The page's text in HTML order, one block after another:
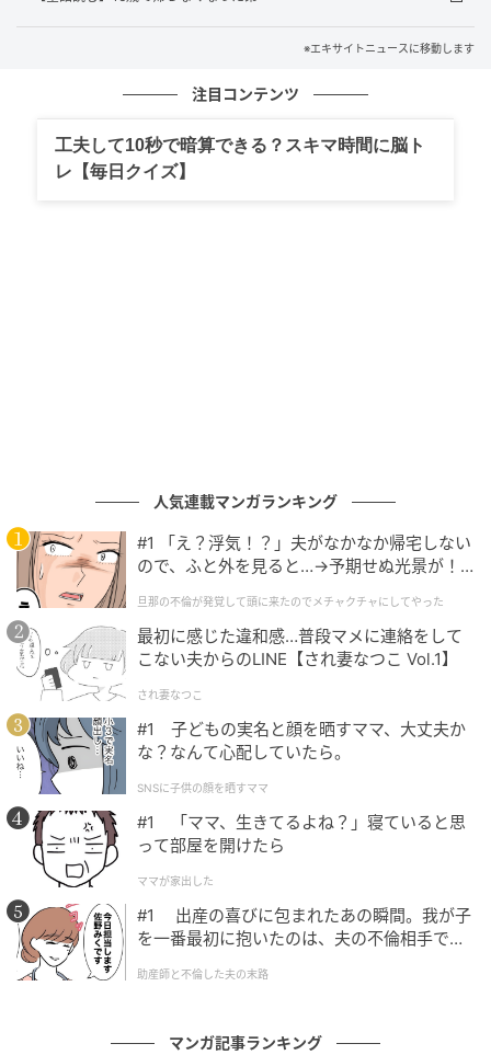
エキサイトニュース
エキサイトニュース
エキサイトニュース
※次回に続く「16歳で帰らなくなった弟」（全50話）
※エキサイトニュースに移動します
注目コンテンツ
工夫して10秒で暗算できる？スキマ時間に脳ト
レ【毎日クイズ】
人気連載マンガランキング
#1 「え？浮気！？」夫がなかなか帰宅しない
ので、ふと外を見ると…→予期せぬ光景が！
クチャにしてやった
旦那の不倫が発覚して頭に来たのでメチャクチャにしてやった
最初に感じた違和感…普段マメに連絡をして
こない夫からのLINE【され妻なつこ Vol.1】
され妻なつこ
#1 子どもの実名と顔を晒すママ、大丈夫か
な？なんて心配していたら。
SNSに子供の顔を晒すママ
#1 「ママ、生きてるよね？」寝ていると思
って部屋を開けたら
ママが家出した
#1 出産の喜びに包まれたあの瞬間。我が子
を一番最初に抱いたのは、夫の不倫相手でし
助産師と不倫した夫の末路
マンガ記事ランキング